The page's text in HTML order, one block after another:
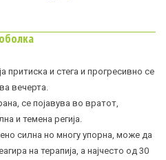
притиска и стега и прогресивно се
вечерта.
се појавува во вратот,
и темена регија.
силна но многу упорна, може да
на терапија, а најчесто од 30